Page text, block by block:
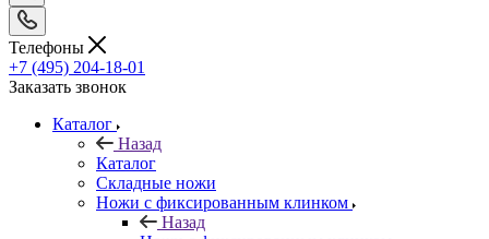
Телефоны
+7 (495) 204-18-01
Заказать звонок
Каталог
Назад
Каталог
Складные ножи
Ножи с фиксированным клинком
Назад